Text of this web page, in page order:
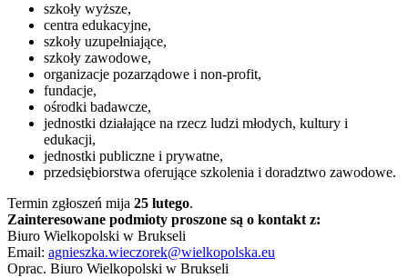
szkoły wyższe,
centra edukacyjne,
szkoły uzupełniające,
szkoły zawodowe,
organizacje pozarządowe i non-profit,
fundacje,
ośrodki badawcze,
jednostki działające na rzecz ludzi młodych, kultury i
edukacji,
jednostki publiczne i prywatne,
przedsiębiorstwa oferujące szkolenia i doradztwo zawodowe.
Termin zgłoszeń mija 25 lutego.
Zainteresowane podmioty proszone są o kontakt z:
Biuro Wielkopolski w Brukseli
Email: agnieszka.wieczorek@wielkopolska.eu
Oprac. Biuro Wielkopolski w Brukseli